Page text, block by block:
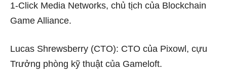
1-Click Media Networks, chủ tịch của Blockchain
Game Alliance.
Lucas Shrewsberry (CTO): CTO của Pixowl, cựu
Trưởng phòng kỹ thuật của Gameloft.